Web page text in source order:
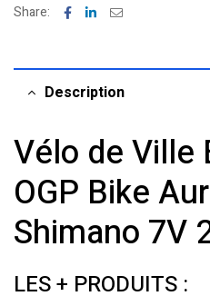
Share: Facebook
LinkedinEmail
Description
Vélo de Ville
OGP Bike
Shimano 7V
LES + PRODUITS :